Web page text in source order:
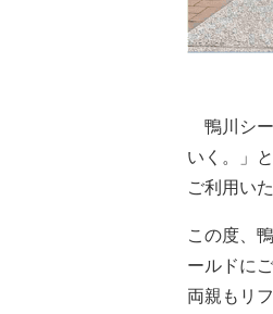
鴨川シー
いく。」
ご利用い
この度、
ールドに
両親もリ